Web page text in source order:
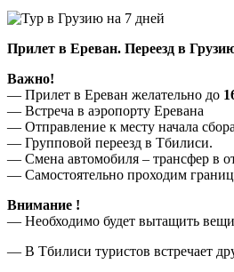
Прилет в Ереван. Переезд в
Важно!
— Прилет в Ереван желательно до
— Встреча в аэропорту Еревана
— Отправление к месту начала
— Групповой переезд в Тбилиси.
— Смена автомобиля – трансфер в
— Самостоятельно проходим
Внимание !
— Необходимо будет вытащить
— В Тбилиси туристов встречает